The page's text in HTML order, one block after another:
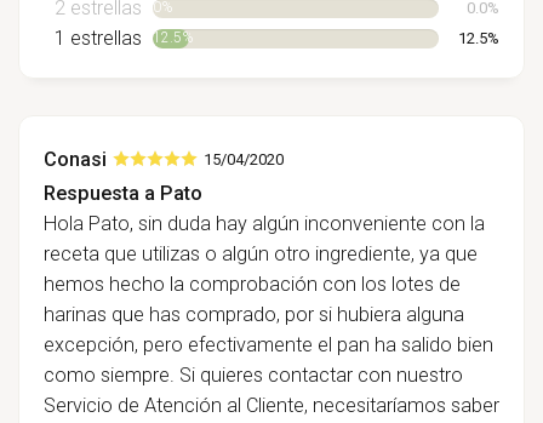
2 estrellas 0% 0.0%
1 estrellas 12.5% 12.5%
Conasi 15/04/2020
Respuesta a Pato
Hola Pato, sin duda hay algún inconveniente con la
receta que utilizas o algún otro ingrediente, ya que
hemos hecho la comprobación con los lotes de
harinas que has comprado, por si hubiera alguna
excepción, pero efectivamente el pan ha salido bien
como siempre. Si quieres contactar con nuestro
Servicio de Atención al Cliente, necesitaríamos saber